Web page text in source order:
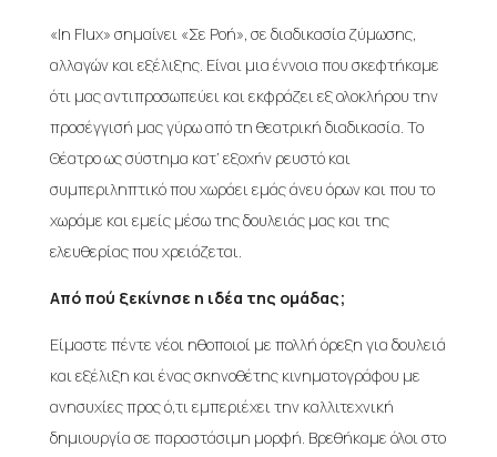
«In Flux» σημαίνει «Σε Ροή», σε διαδικασία ζύμωσης,
αλλαγών και εξέλιξης. Είναι μια έννοια που σκεφτήκαμε
ότι μας αντιπροσωπεύει και εκφράζει εξ ολοκλήρου την
προσέγγισή μας γύρω από τη θεατρική διαδικασία. Το
Θέατρο ως σύστημα κατ’ εξοχήν ρευστό και
συμπεριληπτικό που χωράει εμάς άνευ όρων και που το
χωράμε και εμείς μέσω της δουλειάς μας και της
ελευθερίας που χρειάζεται.
Από πού ξεκίνησε η ιδέα της ομάδας;
Είμαστε πέντε νέοι ηθοποιοί με πολλή όρεξη για δουλειά
και εξέλιξη και ένας σκηνοθέτης κινηματογράφου με
ανησυχίες προς ό,τι εμπεριέχει την καλλιτεχνική
δημιουργία σε παραστάσιμη μορφή. Βρεθήκαμε όλοι στο